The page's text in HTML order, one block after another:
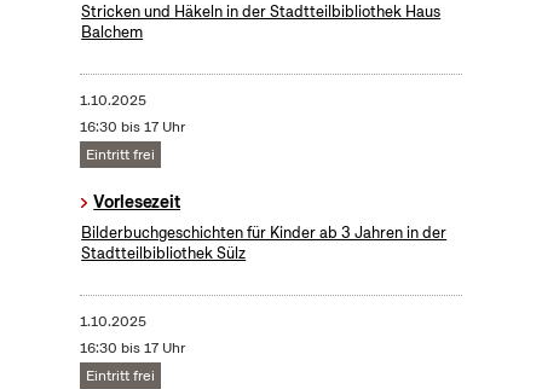
Stricken und Häkeln in der Stadtteilbibliothek Haus
Balchem
1.10.2025
16:30 bis 17 Uhr
Eintritt frei
Vorlesezeit
Bilderbuchgeschichten für Kinder ab 3 Jahren in der
Stadtteilbibliothek Sülz
1.10.2025
16:30 bis 17 Uhr
Eintritt frei